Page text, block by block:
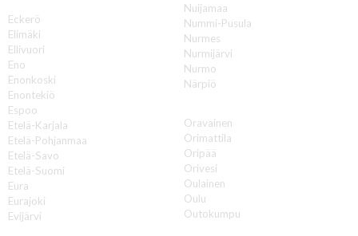
Eckerö
Elimäki
Ellivuori
Eno
Enonkoski
Enontekiö
Espoo
Etelä-Karjala
Etelä-Pohjanmaa
Etelä-Savo
Etelä-Suomi
Eura
Eurajoki
Evijärvi
Nuijamaa
Nummi-Pusula
Nurmes
Nurmijärvi
Nurmo
Närpiö
Oravainen
Orimattila
Oripää
Orivesi
Oulainen
Oulu
Outokumpu